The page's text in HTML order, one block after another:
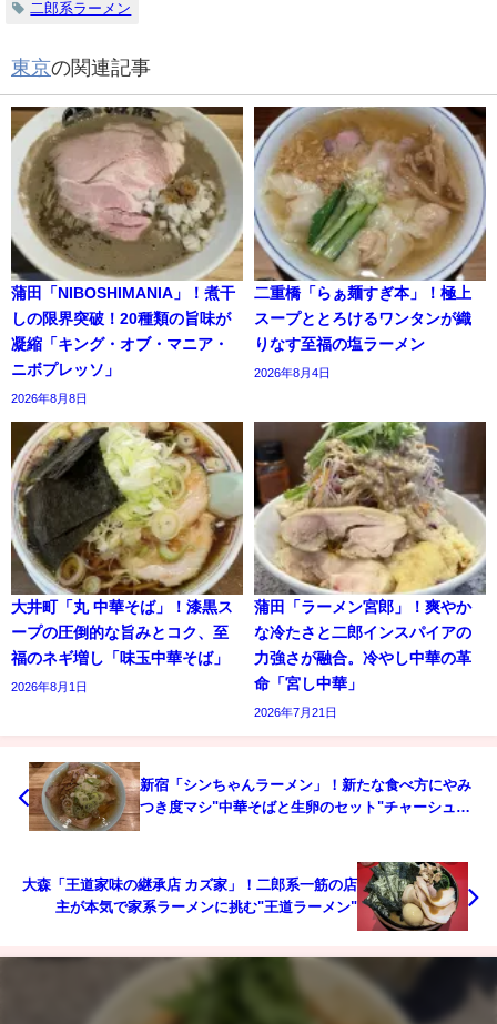
二郎系ラーメン
東京の関連記事
蒲田「NIBOSHIMANIA」！煮干
しの限界突破！20種類の旨味が
凝縮「キング・オブ・マニア・
ニボプレッソ」
2026年8月8日
二重橋「らぁ麺すぎ本」！極上
スープととろけるワンタンが織
りなす至福の塩ラーメン
2026年8月4日
大井町「丸 中華そば」！漆黒ス
ープの圧倒的な旨みとコク、至
福のネギ増し「味玉中華そば」
2026年8月1日
蒲田「ラーメン宮郎」！爽やか
な冷たさと二郎インスパイアの
力強さが融合。冷やし中華の革
命「宮し中華」
2026年7月21日
新宿「シンちゃんラーメン」！新たな食べ方にやみ
つき度マシ"中華そばと生卵のセット"チャーシュー
大森「王道家味の継承店 カズ家」！二郎系一筋の店
主が本気で家系ラーメンに挑む"王道ラーメン"